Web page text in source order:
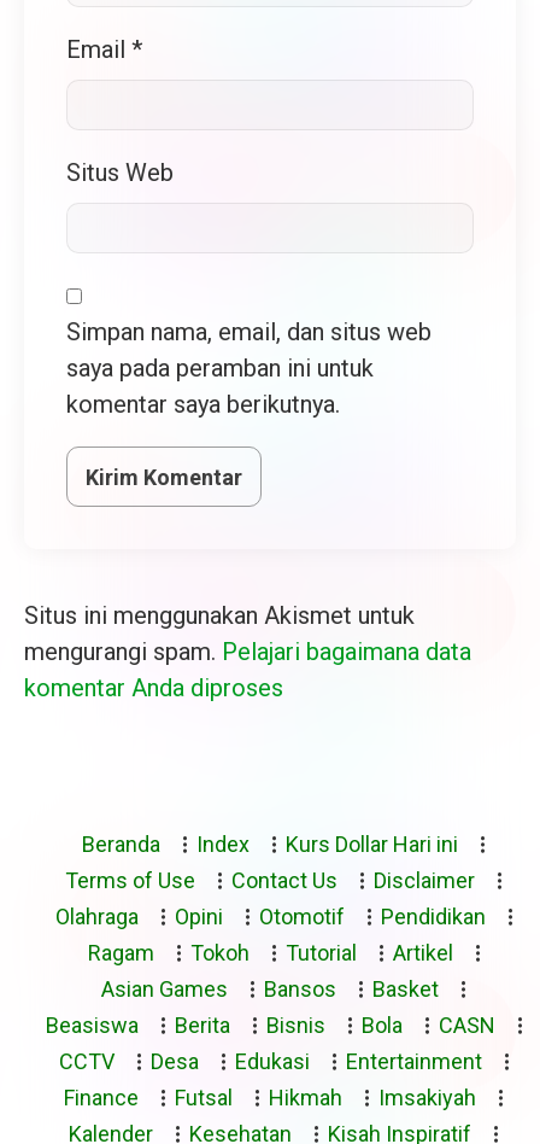
Email *
Situs Web
Simpan nama, email, dan situs web
saya pada peramban ini untuk
komentar saya berikutnya.
Situs ini menggunakan Akismet untuk
mengurangi spam. Pelajari bagaimana data
komentar Anda diproses
Beranda Index
Kurs Dollar Hari ini
Terms of Use
Contact Us
Disclaimer
Olahraga
Opini Otomotif
Pendidikan
Ragam
Tokoh Tutorial
Artikel
Asian Games
Bansos
Basket
Beasiswa
Berita Bisnis Bola
CASN
CCTV
Desa Edukasi
Entertainment
Finance
Futsal Hikmah
Imsakiyah
Kalender
Kesehatan Kisah Inspiratif